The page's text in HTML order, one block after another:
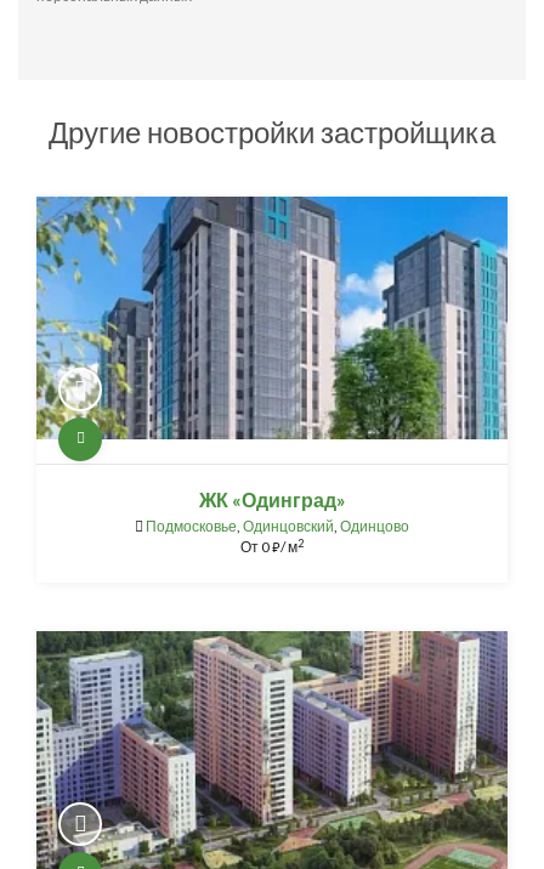
Другие новостройки застройщика
ЖК «Одинград»
Подмосковье, Одинцовский, Одинцово
От0⃏/ м2